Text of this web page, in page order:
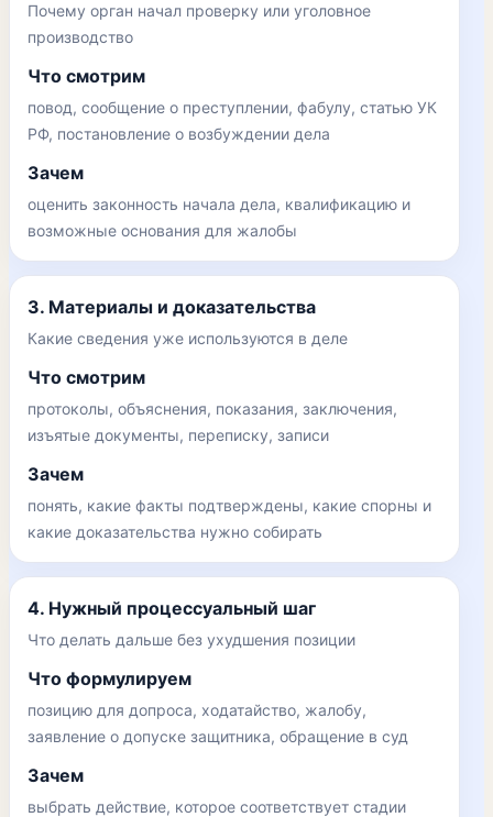
Почему орган начал проверку или уголовное
производство
Что смотрим
повод, сообщение о преступлении, фабулу, статью УК
РФ, постановление о возбуждении дела
Зачем
оценить законность начала дела, квалификацию и
возможные основания для жалобы
3. Материалы и доказательства
Какие сведения уже используются в деле
Что смотрим
протоколы, объяснения, показания, заключения,
изъятые документы, переписку, записи
Зачем
понять, какие факты подтверждены, какие спорны и
какие доказательства нужно собирать
4. Нужный процессуальный шаг
Что делать дальше без ухудшения позиции
Что формулируем
позицию для допроса, ходатайство, жалобу,
заявление о допуске защитника, обращение в суд
Зачем
выбрать действие, которое соответствует стадии